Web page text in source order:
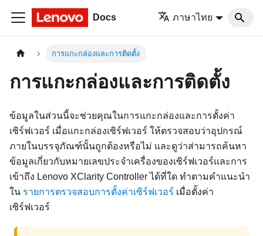
Docs ภาษาไทย
การแกะกล่องและการติดตั้ง
การแกะกล่องและการติดตั้ง
ข้อมูลในส่วนนี้จะช่วยคุณในการแกะกล่องและการตั้งค่า
เซิร์ฟเวอร์ เมื่อแกะกล่องเซิร์ฟเวอร์ ให้ตรวจสอบว่าอุปกรณ์
ภายในบรรจุภัณฑ์นั้นถูกต้องหรือไม่ และดูว่าส่ามารถค้นหา
ข้อมูลเกี่ยวกับหมายเลขประจำเครื่องของเซิร์ฟเวอร์และการ
เข้าถึง Lenovo XClarity Controller ได้ที่ใด ทำตามคําแนะนำ
ใน รายการตรวจสอบการตั้งค่าเซิร์ฟเวอร์ เมื่อตั้งค่า
เซิร์ฟเวอร์